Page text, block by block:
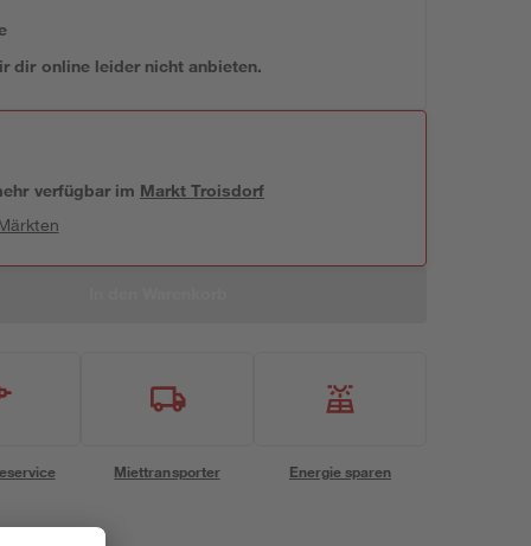
dir online leider nicht anbieten.
verfügbar im Markt Troisdorf
Miettransporter Energie sparen